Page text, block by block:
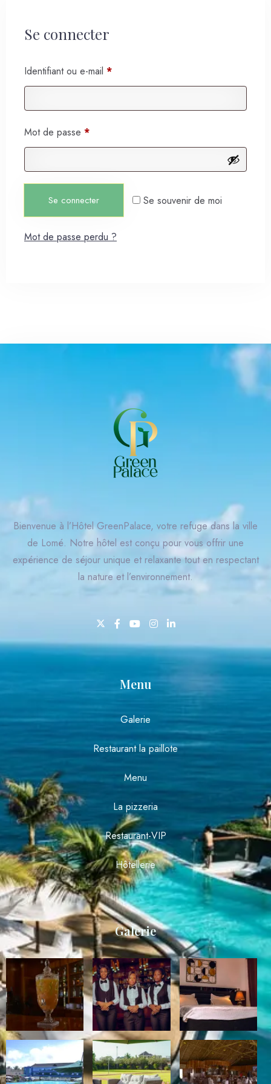
100
Se connecter
Identifiant ou e-mail *
Mot de passe *
Se souvenir de moi
Se connecter
Mot de passe perdu ?
Bienvenue à l’Hôtel GreenPalace, votre refuge dans la ville
de Lomé. Notre hôtel est conçu pour vous offrir une
expérience de séjour unique et relaxante tout en respectant
la nature et l’environnement.
Menu
Galerie
Restaurant la paillote
Menu
La pizzeria
Restaurant-VIP
Hôtellerie
Galerie
Départ